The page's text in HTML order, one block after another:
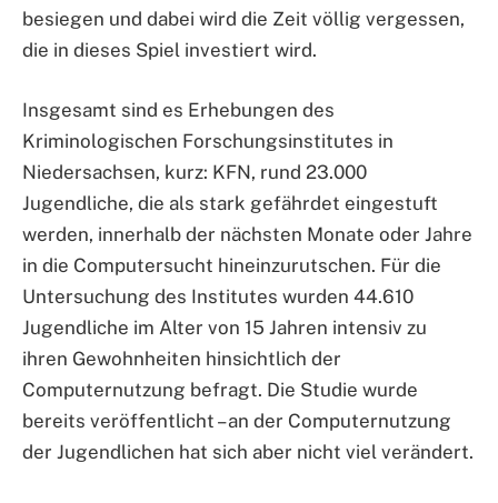
besiegen und dabei wird die Zeit völlig vergessen,
die in dieses Spiel investiert wird.
Insgesamt sind es Erhebungen des
Kriminologischen Forschungsinstitutes in
Niedersachsen, kurz: KFN, rund 23.000
Jugendliche, die als stark gefährdet eingestuft
werden, innerhalb der nächsten Monate oder Jahre
in die Computersucht hineinzurutschen. Für die
Untersuchung des Institutes wurden 44.610
Jugendliche im Alter von 15 Jahren intensiv zu
ihren Gewohnheiten hinsichtlich der
Computernutzung befragt. Die Studie wurde
bereits veröffentlicht – an der Computernutzung
der Jugendlichen hat sich aber nicht viel verändert.